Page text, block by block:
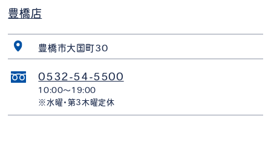
豊橋店
豊橋市大国町30
0532-54-5500
10:00〜19:00
※水曜・第3木曜定休